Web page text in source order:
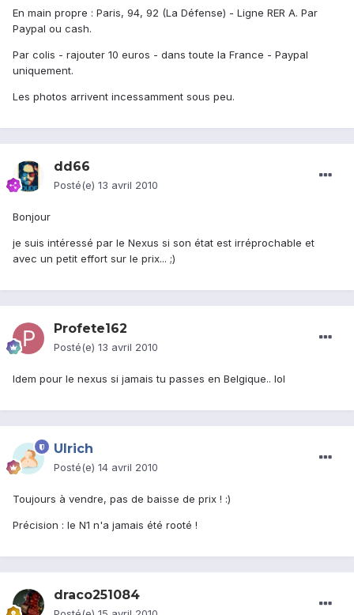
En main propre : Paris, 94, 92 (La Défense) - Ligne RER A. Par
Paypal ou cash.
Par colis - rajouter 10 euros - dans toute la France - Paypal
uniquement.
Les photos arrivent incessamment sous peu.
dd66
Posté(e) 13 avril 2010
Bonjour
je suis intéressé par le Nexus si son état est irréprochable et
avec un petit effort sur le prix... ;)
Profete162
Posté(e) 13 avril 2010
Idem pour le nexus si jamais tu passes en Belgique.. lol
Ulrich
Posté(e) 14 avril 2010
Toujours à vendre, pas de baisse de prix ! :)
Précision : le N1 n'a jamais été rooté !
draco251084